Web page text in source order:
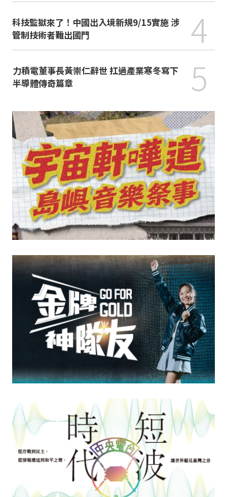
科技監獄來了！中國出入境新規9/15實施 涉
管制技術者難出國門
4
力積電董事長黃崇仁辭世 扛過產業寒冬寫下
半導體傳奇篇章
5